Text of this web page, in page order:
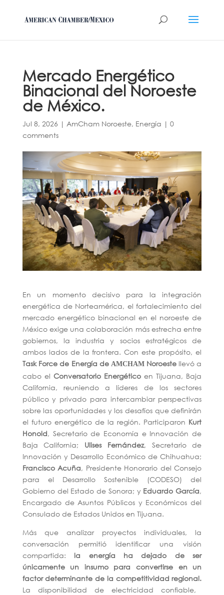
Mercado Energético
Binacional del Noroeste
de México.
Jul 8, 2026 | AmCham Noroeste, Energía | 0
comments
En un momento decisivo para la integración
energética de Norteamérica, el fortalecimiento del
mercado energético binacional en el noroeste de
México exige una colaboración más estrecha entre
gobiernos, la industria y socios estratégicos de
ambos lados de la frontera. Con este propósito, el
Task Force de Energía de AMCHAM Noroestellevó a
cabo el Conversatorio Energético en Tijuana, Baja
California, reuniendo a líderes de los sectores
público y privado para intercambiar perspectivas
sobre las oportunidades y los desafíos que definirán
el futuro energético de la región. Participaron Kurt
Honold, Secretario de Economía e Innovación de
Baja California; Ulises Fernández, Secretario de
Innovación y Desarrollo Económico de Chihuahua;
Francisco Acuña, Presidente Honorario del Consejo
para el Desarrollo Sostenible (CODESO) del
Gobierno del Estado de Sonora; y Eduardo García,
Encargado de Asuntos Públicos y Económicos del
Consulado de Estados Unidos en Tijuana.
Más que analizar proyectos individuales, la
conversación permitió identificar una visión
compartida: la energía ha dejado de ser
únicamente un insumo para convertirse en un
factor determinante de la competitividad regional.
La disponibilidad de electricidad confiable,